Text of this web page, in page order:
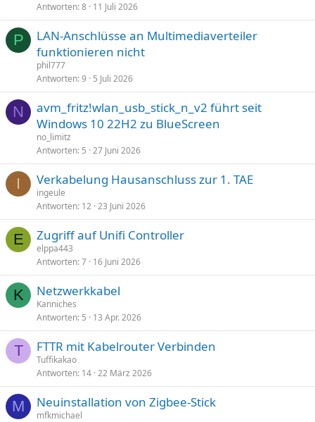
Antworten 8 11 Juli 2026
P
LAN-Anschlüsse an Multimediaverteiler
funktionieren nicht
phil777
Antworten 9 5 Juli 2026
N
avm_fritz!wlan_usb_stick_n_v2 führt seit
Windows 10 22H2 zu BlueScreen
no_limitz
Antworten 5 27 Juni 2026
I Verkabelung Hausanschluss zur 1. TAE
ingeule
Antworten 12 23 Juni 2026
E Zugriff auf Unifi Controller
elppa443
Antworten 7 16 Juni 2026
K Netzwerkkabel
Kanniches
Antworten 5 13 Apr. 2026
T FTTR mit Kabelrouter Verbinden
Tuffikakao
Antworten 14 22 März 2026
M Neuinstallation von Zigbee-Stick
mfkmichael